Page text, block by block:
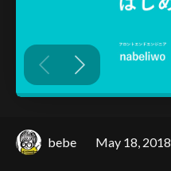
bebe May 18, 2018